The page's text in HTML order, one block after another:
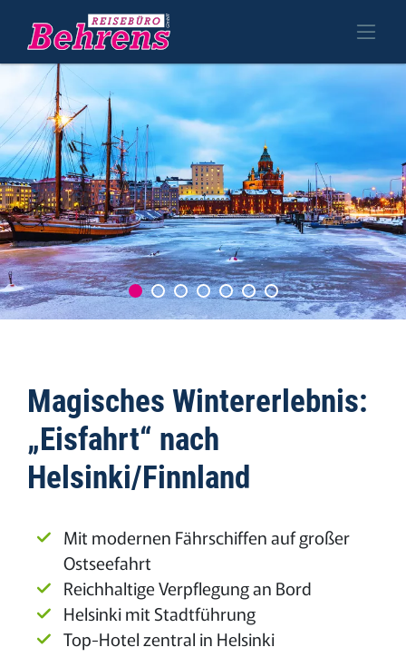
Magisches Wintererlebnis:
„Eisfahrt“ nach
Helsinki/Finnland
Mit modernen Fährschiffen auf großer
Ostseefahrt
Reichhaltige Verpflegung an Bord
Helsinki mit Stadtführung
Top-Hotel zentral in Helsinki